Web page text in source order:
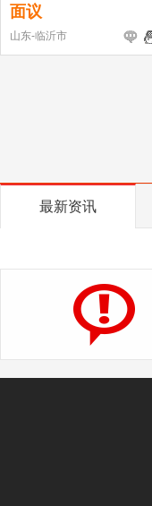
面议
山东-临沂市
最新资讯